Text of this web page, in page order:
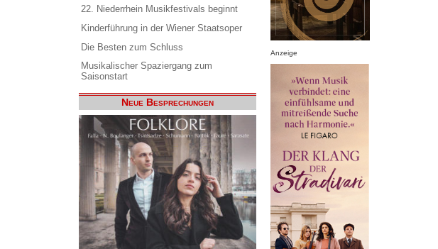
22. Niederrhein Musikfestivals beginnt
Kinderführung in der Wiener Staatsoper
Die Besten zum Schluss
Musikalischer Spaziergang zum
Saisonstart
Neue Besprechungen
Anzeige